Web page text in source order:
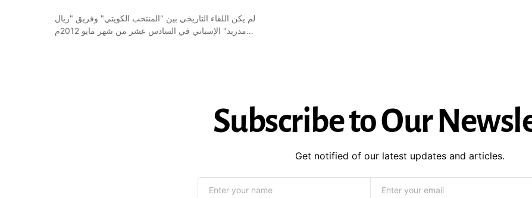
لم يكن اللقاء التاريخي بين "المنتخب الكويتي" وفريق "ريال
مدريد" الإسباني في السادس عشر من شهر مايو 2012م…
Subscribe to Our
Get notified of our latest updates and articles.